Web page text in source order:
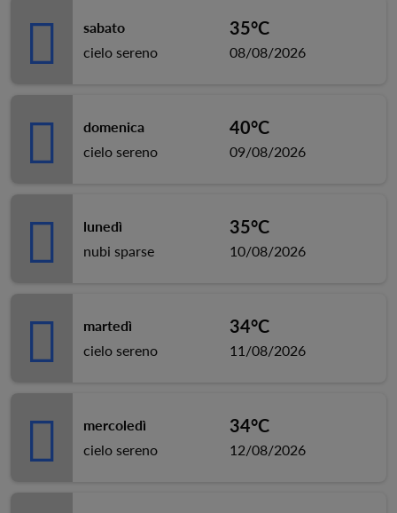
sabato
cielo sereno
35°C
08/08/2026
domenica
cielo sereno
40°C
09/08/2026
lunedì
nubi sparse
35°C
10/08/2026
martedì
cielo sereno
34°C
11/08/2026
mercoledì
cielo sereno
34°C
12/08/2026